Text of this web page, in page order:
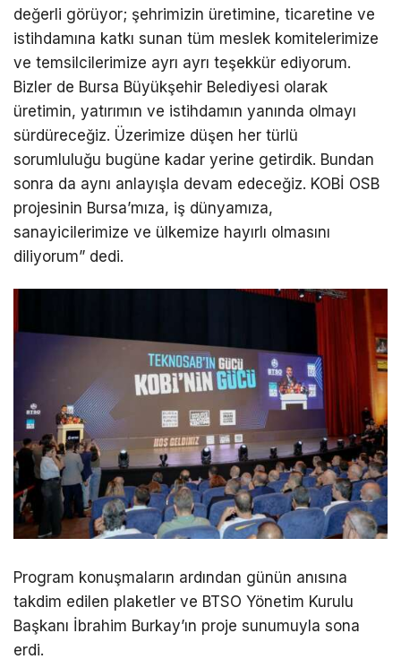
değerli görüyor; şehrimizin üretimine, ticaretine ve
istihdamına katkı sunan tüm meslek komitelerimize
ve temsilcilerimize ayrı ayrı teşekkür ediyorum.
Bizler de Bursa Büyükşehir Belediyesi olarak
üretimin, yatırımın ve istihdamın yanında olmayı
sürdüreceğiz. Üzerimize düşen her türlü
sorumluluğu bugüne kadar yerine getirdik. Bundan
sonra da aynı anlayışla devam edeceğiz. KOBİ OSB
projesinin Bursa’mıza, iş dünyamıza,
sanayicilerimize ve ülkemize hayırlı olmasını
diliyorum” dedi.
Program konuşmaların ardından günün anısına
takdim edilen plaketler ve BTSO Yönetim Kurulu
Başkanı İbrahim Burkay’ın proje sunumuyla sona
erdi.